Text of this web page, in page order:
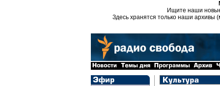
Ищите наши
Здесь хранятся только наши архивы